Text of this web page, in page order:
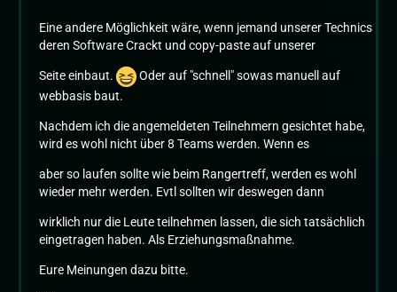
Eine andere Möglichkeit wäre, wenn jemand unserer Technics
deren Software Crackt und copy-paste auf unserer
Seite einbaut.
Oder auf "schnell" sowas manuell auf
webbasis baut.
Nachdem ich die angemeldeten Teilnehmern gesichtet habe,
wird es wohl nicht über 8 Teams werden. Wenn es
aber so laufen sollte wie beim Rangertreff, werden es wohl
wieder mehr werden. Evtl sollten wir deswegen dann
wirklich nur die Leute teilnehmen lassen, die sich tatsächlich
eingetragen haben. Als Erziehungsmaßnahme.
Eure Meinungen dazu bitte.